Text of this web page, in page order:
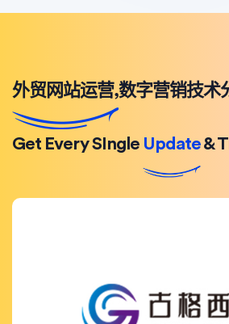
外贸网站运营,数字营销技术
Get Every SIngle Update&